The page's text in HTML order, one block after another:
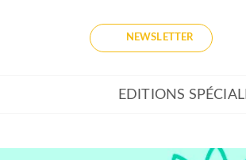
NEWSLETTER
EDITIONS